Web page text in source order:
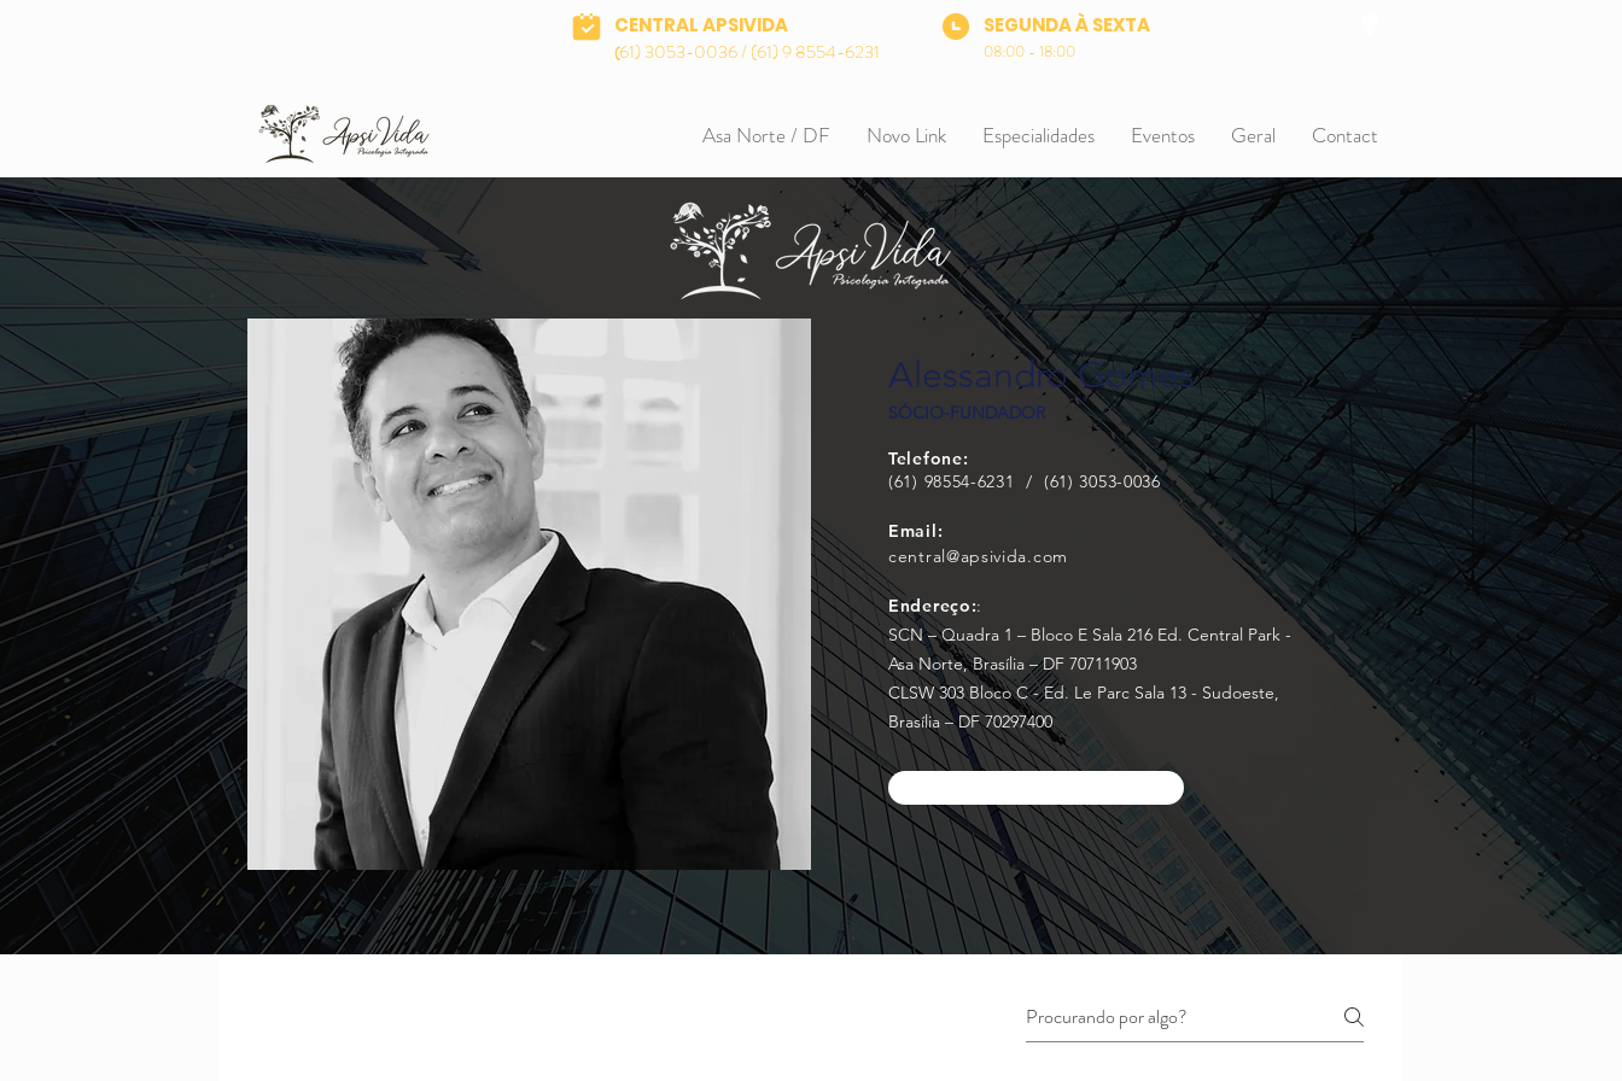
CENTRAL APSIVIDA
(61) 3053-0036 / (61) 9 8554-6231
SEGUNDA À SEXTA
08:00 - 18:00
Asa Norte / DF Novo Link Especialidades Eventos Geral Contact
Alessandro Gomes
SÓCIO-FUNDADOR
Telefone:
(61) 98554-6231 / (61) 3053-0036
Email:
central@apsivida.com
Endereço::
SCN – Quadra 1 – Bloco E Sala 216 Ed. Central Park -
Asa Norte, Brasília – DF 70711903
CLSW 303 Bloco C - Ed. Le Parc Sala 13 - Sudoeste,
Brasília – DF 70297400